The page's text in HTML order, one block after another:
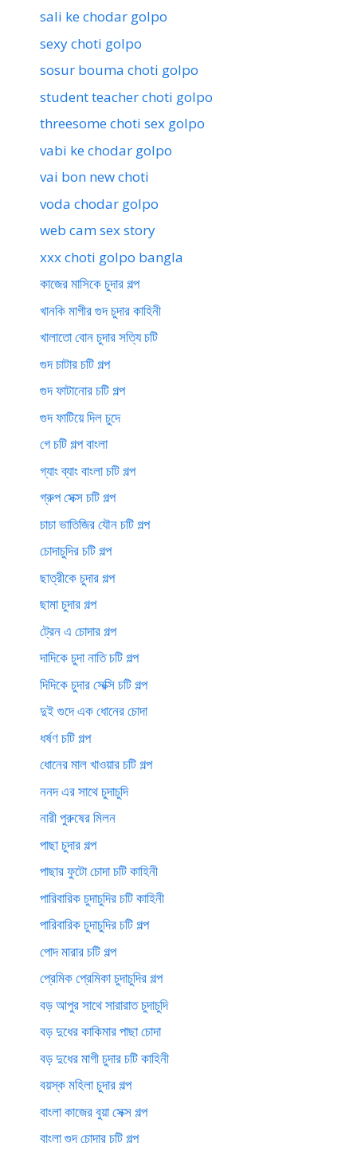
sali ke chodar golpo
sexy choti golpo
sosur bouma choti golpo
student teacher choti golpo
threesome choti sex golpo
vabi ke chodar golpo
vai bon new choti
voda chodar golpo
web cam sex story
xxx choti golpo bangla
কাজের মাসিকে চুদার গল্প
খানকি মাগীর গুদ চুদার কাহিনী
খালাতো বোন চুদার সত্যি চটি
গুদ চাটার চটি গল্প
গুদ ফাটানোর চটি গল্প
গুদ ফাটিয়ে দিল চুদে
গে চটি গল্প বাংলা
গ্যাং ব্যাং বাংলা চটি গল্প
গ্রুপ সেক্স চটি গল্প
চাচা ভাতিজির যৌন চটি গল্প
চোদাচুদির চটি গল্প
ছাত্রীকে চুদার গল্প
ছামা চুদার গল্প
ট্রেন এ চোদার গল্প
দাদিকে চুদা নাতি চটি গল্প
দিদিকে চুদার সেক্সি চটি গল্প
দুই গুদে এক ধোনের চোদা
ধর্ষণ চটি গল্প
ধোনের মাল খাওয়ার চটি গল্প
ননদ এর সাথে চুদাচুদি
নারী পুরুষের মিলন
পাছা চুদার গল্প
পাছার ফুটো চোদা চটি কাহিনী
পারিবারিক চুদাচুদির চটি কাহিনী
পারিবারিক চুদাচুদির চটি গল্প
পোদ মারার চটি গল্প
প্রেমিক প্রেমিকা চুদাচুদির গল্প
বড় আপুর সাথে সারারাত চুদাচুদি
বড় দুধের কাকিমার পাছা চোদা
বড় দুধের মাগী চুদার চটি কাহিনী
বয়স্ক মহিলা চুদার গল্প
বাংলা কাজের বুয়া সেক্স গল্প
বাংলা গুদ চোদার চটি গল্প